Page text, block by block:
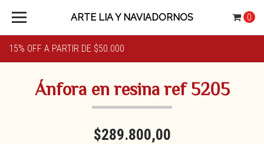
15% OFF A PARTIR DE $50.000
ARTE LIA Y NAVIADORNOS 0
Ánfora en resina ref 5205
$289.800,00